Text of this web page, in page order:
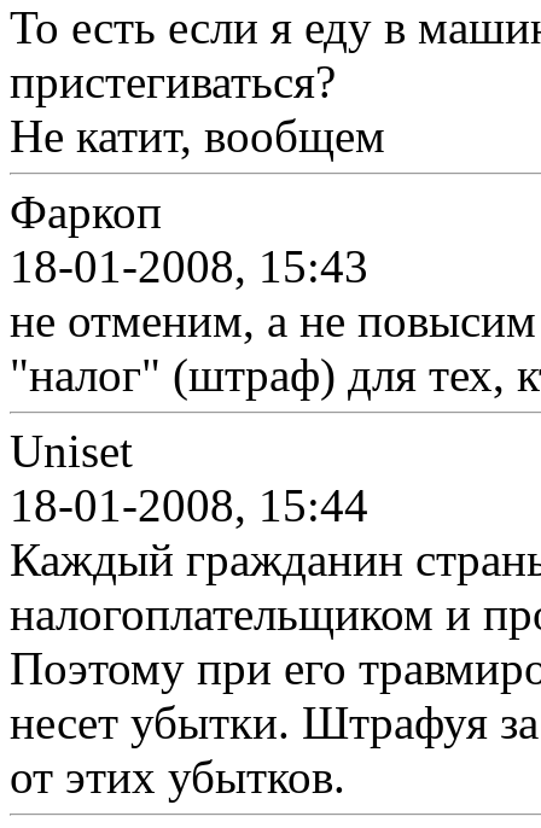
То есть если я еду в
пристегиваться?
Не катит, вообщем
Фаркоп
18-01-2008, 15:43
не отменим, а не
"налог" (штраф) для тех,
Uniset
18-01-2008, 15:44
Каждый гражданин
налогоплательщиком и
Поэтому при его
несет убытки. Штрафуя
от этих убытков.